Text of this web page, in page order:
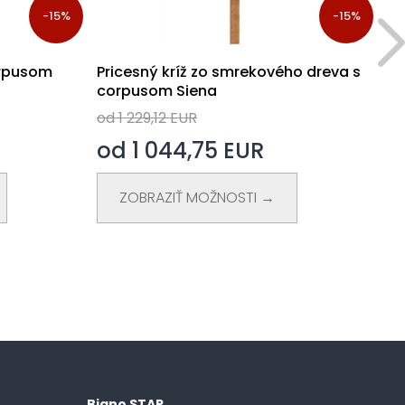
-15% -15%
Pricesný kríž zo smrekového dreva s
corpusom Siena
od 1 229,12 EUR
od 1 044,75 EUR
ZOBRAZIŤ MOŽNOSTI →